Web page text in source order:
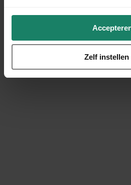
Zelf instellen